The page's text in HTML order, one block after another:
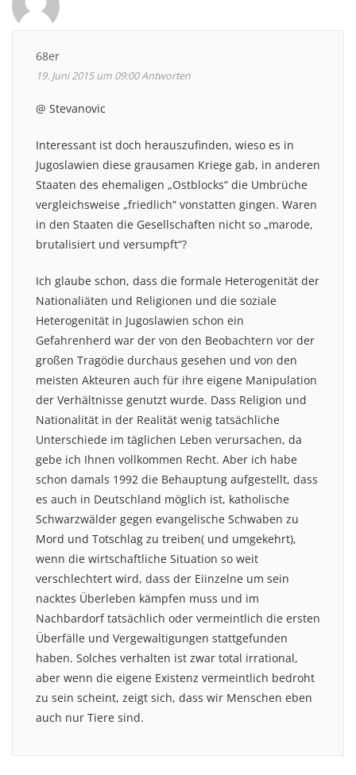
68er
19. Juni 2015 um 09:00Antworten
@ Stevanovic
Interessant ist doch herauszufinden, wieso es in
Jugoslawien diese grausamen Kriege gab, in anderen
Staaten des ehemaligen „Ostblocks“ die Umbrüche
vergleichsweise „friedlich“ vonstatten gingen. Waren
in den Staaten die Gesellschaften nicht so „marode,
brutalisiert und versumpft“?
Ich glaube schon, dass die formale Heterogenität der
Nationaliäten und Religionen und die soziale
Heterogenität in Jugoslawien schon ein
Gefahrenherd war der von den Beobachtern vor der
großen Tragödie durchaus gesehen und von den
meisten Akteuren auch für ihre eigene Manipulation
der Verhältnisse genutzt wurde. Dass Religion und
Nationalität in der Realität wenig tatsächliche
Unterschiede im täglichen Leben verursachen, da
gebe ich Ihnen vollkommen Recht. Aber ich habe
schon damals 1992 die Behauptung aufgestellt, dass
es auch in Deutschland möglich ist, katholische
Schwarzwälder gegen evangelische Schwaben zu
Mord und Totschlag zu treiben( und umgekehrt),
wenn die wirtschaftliche Situation so weit
verschlechtert wird, dass der Eiinzelne um sein
nacktes Überleben kämpfen muss und im
Nachbardorf tatsächlich oder vermeintlich die ersten
Überfälle und Vergewaltigungen stattgefunden
haben. Solches verhalten ist zwar total irrational,
aber wenn die eigene Existenz vermeintlich bedroht
zu sein scheint, zeigt sich, dass wir Menschen eben
auch nur Tiere sind.